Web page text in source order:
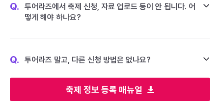
축제 정보 등록 매뉴얼
Q.
투어라즈에서 축제 신청, 자료 업로드 등이 안 됩니다. 어
떻게 해야 하나요?
Q. 투어라즈 말고, 다른 신청 방법은 없나요?